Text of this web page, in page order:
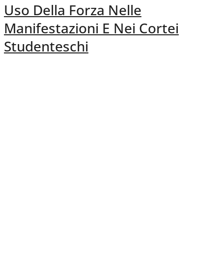
Uso Della Forza Nelle
Manifestazioni E Nei Cortei
Studenteschi